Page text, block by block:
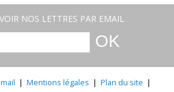
NOS LETTRES PAR EMAIL
| Mentions légales | Plan du site |